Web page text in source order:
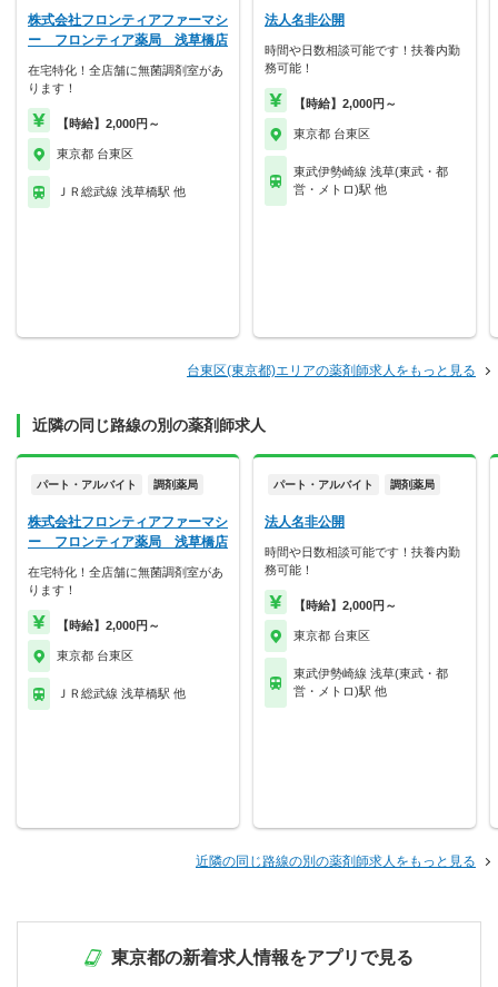
株式会社フロンティアファーマシ
ー フロンティア薬局 浅草橋店
在宅特化！全店舗に無菌調剤室があ
ります！
【時給】2,000円～
東京都 台東区
ＪＲ総武線 浅草橋駅 他
法人名非公開
時間や日数相談可能です！扶養内勤
務可能！
【時給】2,000円～
東京都 台東区
東武伊勢崎線 浅草(東武・都
営・メトロ)駅 他
台東区(東京都)エリアの薬剤師求人をもっと見る
近隣の同じ路線の別の薬剤師求人
パート・アルバイト 調剤薬局
株式会社フロンティアファーマシ
ー フロンティア薬局 浅草橋店
在宅特化！全店舗に無菌調剤室があ
ります！
【時給】2,000円～
東京都 台東区
ＪＲ総武線 浅草橋駅 他
パート・アルバイト 調剤薬局
法人名非公開
時間や日数相談可能です！扶養内勤
務可能！
【時給】2,000円～
東京都 台東区
東武伊勢崎線 浅草(東武・都
営・メトロ)駅 他
近隣の同じ路線の別の薬剤師求人をもっと見る
東京都の新着求人情報をアプリで見る